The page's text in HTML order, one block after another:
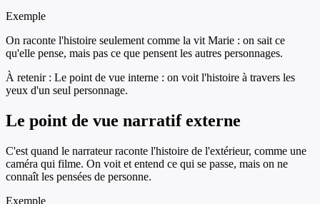
Exemple
On raconte l'histoire seulement comme la vit Marie : on sait ce
qu'elle pense, mais pas ce que pensent les autres personnages.
À retenir : Le point de vue interne : on voit l'histoire à travers les
yeux d'un seul personnage.
Le point de vue narratif externe
C'est quand le narrateur raconte l'histoire de l'extérieur, comme une
caméra qui filme. On voit et entend ce qui se passe, mais on ne
connaît les pensées de personne.
Exemple